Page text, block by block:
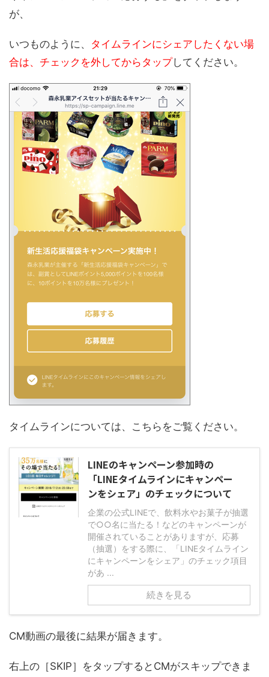
が、
いつものように、 タイムラインにシェアしたくない場
合は、チェックを外してからタップしてください。
タイムラインについては、こちらをご覧ください。
LINEのキャンペーン参加時の
「LINEタイムラインにキャンペー
ンをシェア」のチェックについて
企業の公式LINEで、飲料水やお菓子が抽選
で○○名に当たる！などのキャンペーンが
開催されていることがありますが、応募
（抽選）をする際に、「LINEタイムライン
にキャンペーンをシェア」のチェック項目
があ ...
続きを見る
CM動画の最後に結果が届きます。
右上の［SKIP］をタップするとCMがスキップできま